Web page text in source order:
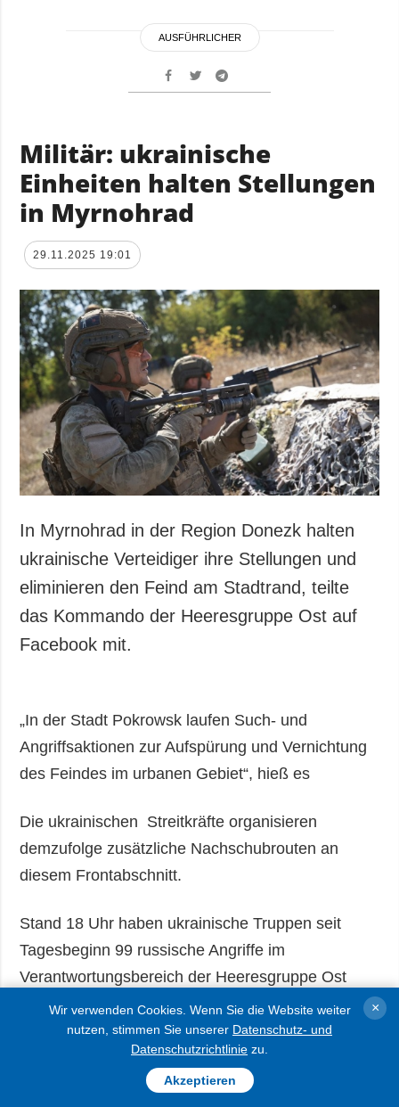
AUSFÜHRLICHER
Militär: ukrainische
Einheiten halten Stellungen
in Myrnohrad
29.11.2025 19:01
In Myrnohrad in der Region Donezk halten
ukrainische Verteidiger ihre Stellungen und
eliminieren den Feind am Stadtrand, teilte
das Kommando der Heeresgruppe Ost auf
Facebook mit.
„In der Stadt Pokrowsk laufen Such- und
Angriffsaktionen zur Aufspürung und Vernichtung
des Feindes im urbanen Gebiet“, hieß es
Die ukrainischen Streitkräfte organisieren
demzufolge zusätzliche Nachschubrouten an
diesem Frontabschnitt.
Stand 18 Uhr haben ukrainische Truppen seit
Tagesbeginn 99 russische Angriffe im
Verantwortungsbereich der Heeresgruppe Ost
abgewehrt.
AUSFÜHRLICHER
Wir verwenden Cookies. Wenn Sie die Website weiter
nutzen, stimmen Sie unserer Datenschutz- und
Datenschutzrichtlinie zu.
Akzeptieren
×